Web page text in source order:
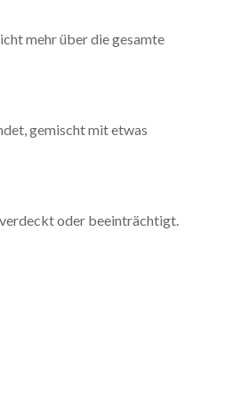
mehr über die gesamte
gemischt mit etwas
oder beeinträchtigt.